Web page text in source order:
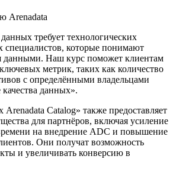
Arenadata
требует технологических
которые понимают
данными. Наш курс поможет клиентам
метрик, таких как количество
с определёнными владельцами
данных».
Catalog» также предоставляет
для партнёров, включая усиление
на внедрение ADC и повышение
Они получат возможность
и увеличивать конверсию в